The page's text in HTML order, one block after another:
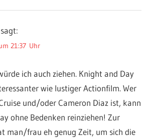
sagt:
21:37 Uhr
ich auch ziehen. Knight and Day
wie lustiger Actionfilm. Wer
und/oder Cameron Diaz ist, kann
ohne Bedenken reinziehen! Zur
man/frau eh genug Zeit, um sich die